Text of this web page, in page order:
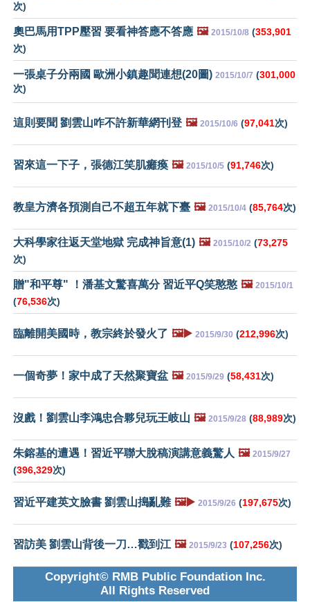
次)
奧巴馬用TPP壓習 要看神答應不答應 🖼️ 2015/10/8 (353,901
次)
一張桌子分兩國 歐洲小鎮趣聞連想(20圖) 2015/10/7 (301,000
次)
這則要聞 劉雲山咋不許新華網刊登 🖼️ 2015/10/6 (97,041次)
習來這一下子，張德江笑肌癱瘓 🖼️ 2015/10/5 (91,746次)
教皇方濟各預測自己不超五年就下臺 🖼️ 2015/10/4 (85,764次)
大科學家往返天堂地獄 完成神旨意(1) 🖼️ 2015/10/2 (73,275
次)
贈"和平尊" ！潘基文驚喜萬分 習近平Q笑憨憨 🖼️ 2015/10/1
(76,536次)
臨離開美國時，教宗終於發火了 🖼️▶️ 2015/9/30 (212,996次)
一個奇夢！家中成了天然聚寶盆 🖼️ 2015/9/29 (58,431次)
沒戲！劉雲山李鴻忠合夥兒玩王岐山 🖼️ 2015/9/28 (88,989次)
朱鎔基的遭遇！習近平聯大脫稿演講意義驚人 🖼️ 2015/9/27
(396,329次)
習近平建英文臉書 劉雲山搗亂難 🖼️▶️ 2015/9/26 (197,675次)
習訪美 劉雲山背後一刀…戳到江 🖼️ 2015/9/23 (107,256次)
Copyright© RMB Public Foundation Inc.
All Rights Reserved